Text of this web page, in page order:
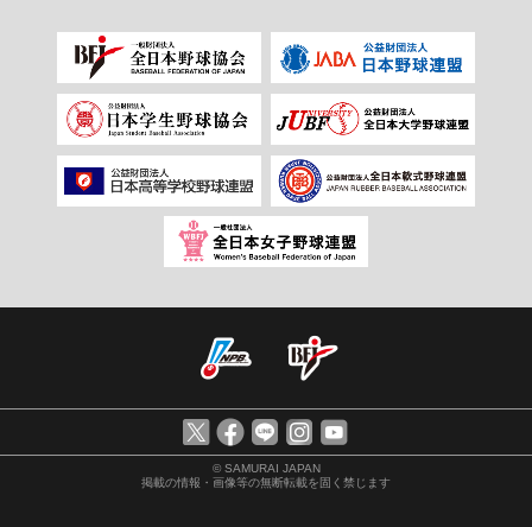
© SAMURAI JAPAN
掲載の情報・画像等の無断転載を固く禁じます